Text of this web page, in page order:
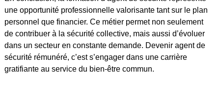
une opportunité professionnelle valorisante tant sur le plan
personnel que financier. Ce métier permet non seulement
de contribuer à la sécurité collective, mais aussi d’évoluer
dans un secteur en constante demande. Devenir agent de
sécurité rémunéré, c’est s’engager dans une carrière
gratifiante au service du bien-être commun.